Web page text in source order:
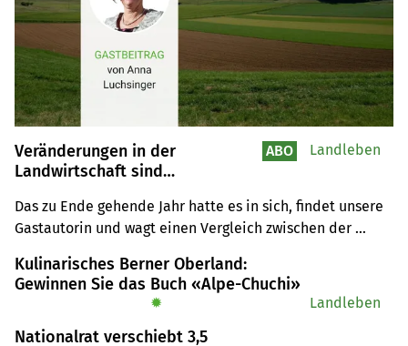
Veränderungen in der
Landwirtschaft sind
Das zu Ende gehende Jahr hatte es in sich, findet unsere
Gastautorin und wagt einen Vergleich zwischen der
ABO Landleben
Kulinarisches Berner Oberland:
Gewinnen Sie das Buch «Alpe-Chuchi»
✹ Landleben
Nationalrat verschiebt 3,5